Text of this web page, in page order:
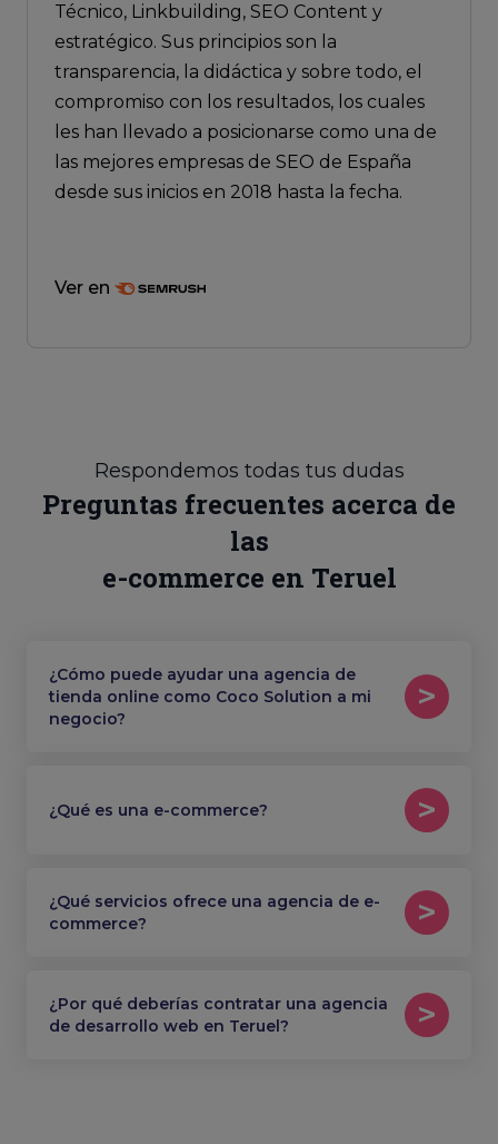
Técnico, Linkbuilding, SEO Content y
estratégico. Sus principios son la
transparencia, la didáctica y sobre todo, el
compromiso con los resultados, los cuales
les han llevado a posicionarse como una de
las mejores empresas de SEO de España
desde sus inicios en 2018 hasta la fecha.
Ver en
Respondemos todas tus dudas
Preguntas frecuentes acerca de
las
e-commerce en Teruel
¿Cómo puede ayudar una agencia de
tienda online como Coco Solution a mi
negocio?
¿Qué es una e-commerce?
¿Qué servicios ofrece una agencia de e-
commerce?
¿Por qué deberías contratar una agencia
de desarrollo web en Teruel?